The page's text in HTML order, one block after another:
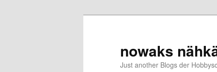
nowaks
Just another Blogs der